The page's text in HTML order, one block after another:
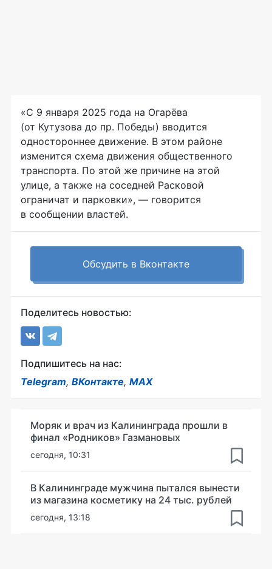
«С 9 января 2025 года на Огарёва
(от Кутузова до пр. Победы) вводится
одностороннее движение. В этом районе
изменится схема движения общественного
транспорта. По этой же причине на этой
улице, а также на соседней Расковой
ограничат и парковки», — говорится
в сообщении властей.
Обсудить в Вконтакте
Поделитесь новостью:
Подпишитесь на нас:
Telegram, ВКонтакте, MAX
Моряк и врач из Калининграда прошли в
финал «Родников» Газмановых
сегодня, 10:31
В Калининграде мужчина пытался вынести
из магазина косметику на 24 тыс. рублей
сегодня, 13:18